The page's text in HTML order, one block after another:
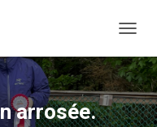
U
V
R
I
R
arrosée.